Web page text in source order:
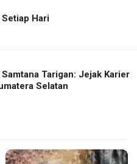
Hari
Tarigan: Jejak Karier
Selatan